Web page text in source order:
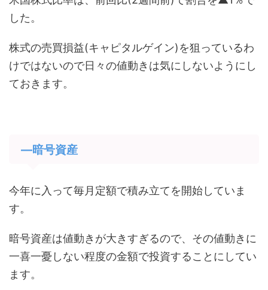
した。
株式の売買損益(キャピタルゲイン)を狙っているわ
けではないので日々の値動きは気にしないようにし
ておきます。
―暗号資産
今年に入って毎月定額で積み立てを開始していま
す。
暗号資産は値動きが大きすぎるので、その値動きに
一喜一憂しない程度の金額で投資することにしてい
ます。